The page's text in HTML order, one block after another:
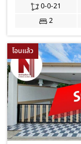
0-0-21
2
โอนแล้ว